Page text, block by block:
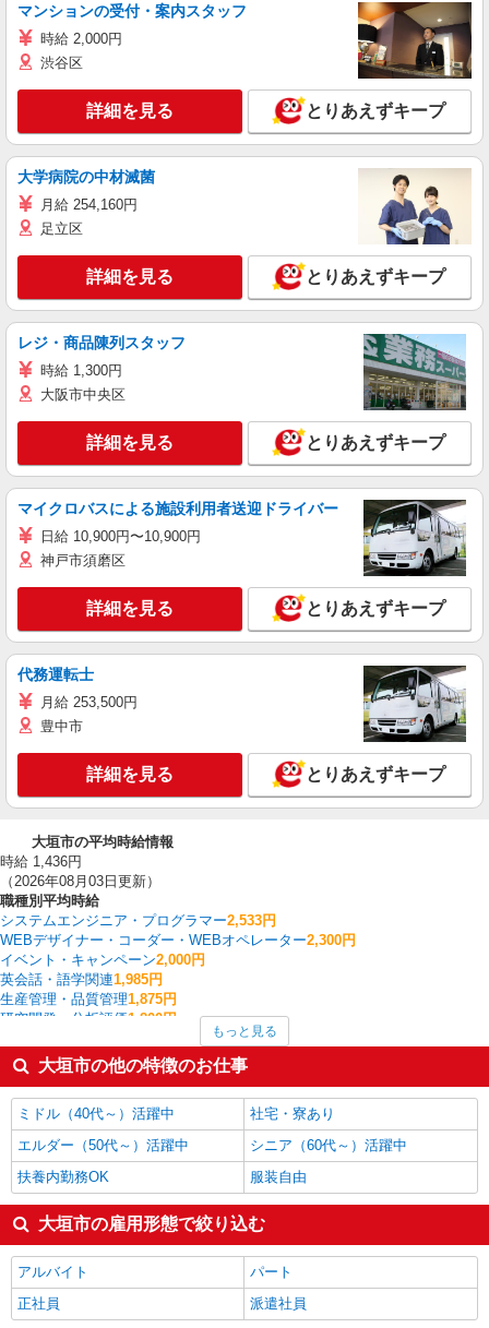
マンションの受付・案内スタッフ
時給 2,000円
渋谷区
詳細を見る とりあえずキープ
大学病院の中材滅菌
月給 254,160円
足立区
詳細を見る とりあえずキープ
レジ・商品陳列スタッフ
時給 1,300円
大阪市中央区
詳細を見る とりあえずキープ
マイクロバスによる施設利用者送迎ドライバー
日給 10,900円〜10,900円
神戸市須磨区
詳細を見る とりあえずキープ
代務運転士
月給 253,500円
豊中市
詳細を見る とりあえずキープ
大垣市の平均時給情報
時給 1,436円
（2026年08月03日更新）
職種別平均時給
システムエンジニア・プログラマー2,533円
WEBデザイナー・コーダー・WEBオペレーター2,300円
イベント・キャンペーン2,000円
英会話・語学関連1,985円
生産管理・品質管理1,875円
研究開発・分析評価1,800円
看護師・保健師・看護助手・助産師 1,666円
建物管理・設備管理・マンション管理員
法人営業1,500円
製造・組立・加工1,484円
大垣市の他の職種の平均時給を見る
もっと見る
大垣市の他の特徴のお仕事
ミドル（40代～）活躍中
社宅・寮あり
エルダー（50代～）活躍中
シニア（60代～）活躍中
扶養内勤務OK
服装自由
大垣市の雇用形態で絞り込む
アルバイト
パート
正社員
派遣社員